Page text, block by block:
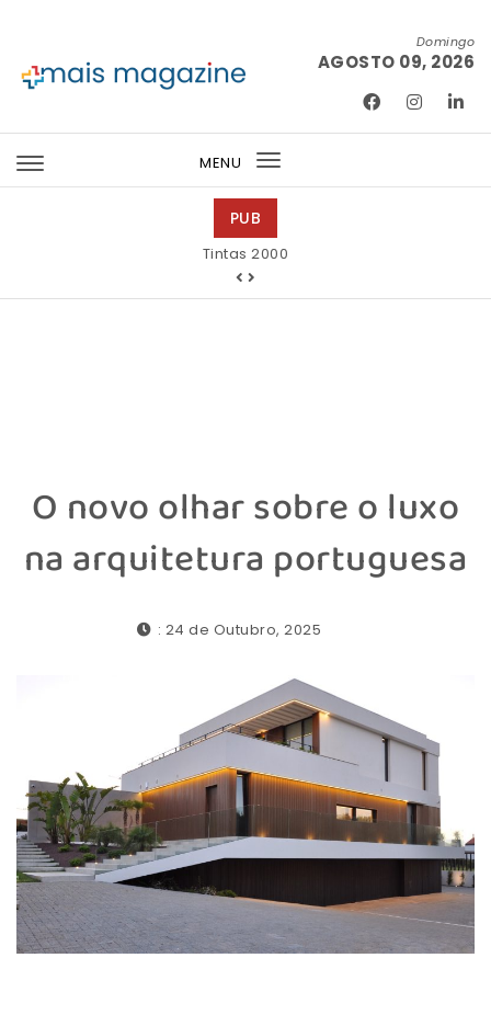
Domingo
AGOSTO 09, 2026
MENU
Toggle
PUB
Tintas 2000
O novo olhar sobre o luxo
na arquitetura portuguesa
: 24 de Outubro, 2025